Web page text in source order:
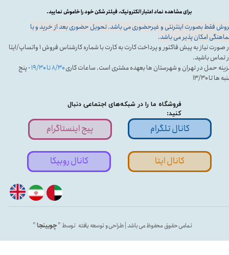
فروشگاه ما را در شبکه‌های اجتماعی دنبال
کنید:
تمامی حقوق محفوظ می باشد | طراحی و توسعه یافته توسط "چوبینجا"
فقط بصورت اینترنتی و غیرحضوری می باشد. تحویل حضوری بعد از خرید و با
امکان پذیر می باشد.
در صورت نیاز به پیش فاکتور و پرداخت کارت به کارت با شماره کارشناس فروش ۱ واتساپ/ایتا
تماس باشید.
حمل در تهران و شهرستان ها بعهده مشتری است. ساعات کاری۸/۳۰ تا ۱۹/۳۰
- پنج
ها تا ۱۳/۳۰
برای مشاهده نماد اعتبار الکترونیک، فیلتر شکن خود را خاموش نمایید.
پیج اینستاگرام کانال تلگرام
کانال ایتا کانال روبیکا